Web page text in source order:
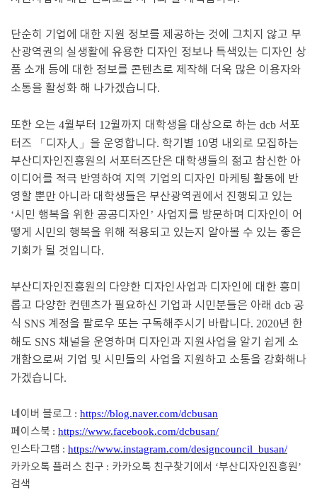
단순히 기업에 대한 지원 정보를 제공하는 것에 그치지 않고 부
산광역권의 실생활에 유용한 디자인 정보나 특색있는 디자인 상
품 소개 등에 대한 정보를 콘텐츠로 제작해 더욱 많은 이용자와
소통을 활성화 해 나가겠습니다.
또한 오는 4월부터 12월까지 대학생을 대상으로 하는 dcb 서포
터즈
「 디자 人 」 을 운영합니다. 학기별 10명 내외로 모집하는
부산디자인진흥원의 서포터즈단은 대학생들의 젊고 참신한 아
이디어를 적극 반영하여 지역 기업의 디자인 마케팅 활동에 반
영할 뿐만 아니라 대학생들은 부산광역권에서 진행되고 있는
‘시민 행복을 위한 공공디자인’ 사업지를 방문하며 디자인이 어
떻게 시민의 행복을 위해 적용되고 있는지 알아볼 수 있는 좋은
기회가 될 것입니다.
부산디자인진흥원의 다양한 디자인사업과 디자인에 대한 흥미
롭고 다양한 컨텐츠가 필요하신 기업과 시민분들은 아래 dcb 공
식 SNS 계정을 팔로우 또는 구독해주시기 바랍니다. 2020년 한
해도 SNS 채널을 운영하며 디자인과 지원사업을 알기 쉽게 소
개함으로써 기업 및 시민들의 사업을 지원하고 소통을 강화해나
가겠습니다.
네이버 블로그 : https://blog.naver.com/dcbusan
페이스북 : https://www.facebook.com/dcbusan/
인스타그램 : https://www.instagram.com/designcouncil_busan/
카카오톡 플러스 친구 : 카카오톡 친구찾기에서 ‘부산디자인진흥원’
검색